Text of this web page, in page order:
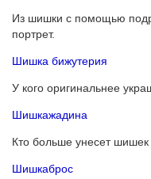
Из шишки с помощью
портрет.
Шишка бижутерия
У кого оригинальнее
Шишкажадина
Кто больше унесет шишек
Шишкаброс